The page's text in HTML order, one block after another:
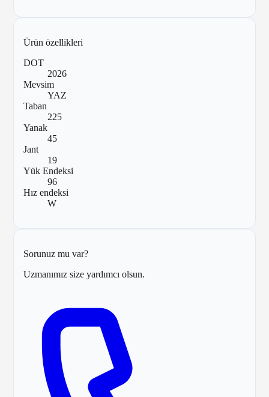
Ürün özellikleri
DOT
2026
Mevsim
YAZ
Taban
225
Yanak
45
Jant
19
Yük Endeksi
96
Hız endeksi
W
Sorunuz mu var?
Uzmanımız size yardımcı olsun.